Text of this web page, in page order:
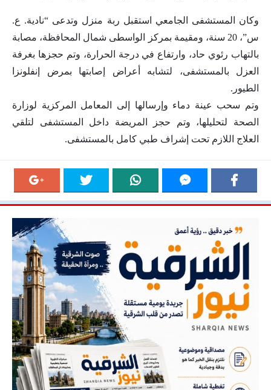
وكان المستشفى الجامعي استقبل ربة منزل وتدعى “نادية. ع.
س”، 20 سنة، ومقيمة بمركز الواسطى شمال المحافظة، مصابة
بالتهاب رئوي حاد، وارتفاع في درجة الحرارة، وتم حجزها بغرفة
العزل بالمستشفى، لتشابه أعراض إصابتها بمرض إنفلونزا
الطيور.
وتم سحب عينة دماء وإرسالها إلى المعامل المركزية لوزارة
الصحة لتحليلها، وتم حجز المريضة داخل المستشفى لتلقي
العلاج اللازم تحت إشراف طبي كامل بالمستشفى.